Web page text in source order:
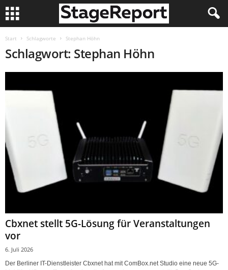
Start Schlagworte Stephan Höhn
Schlagwort: Stephan Höhn
Cbxnet stellt 5G-Lösung für Veranstaltungen
vor
6. Juli 2026
Der Berliner IT-Dienstleister Cbxnet hat mit ComBox.net Studio eine neue 5G-